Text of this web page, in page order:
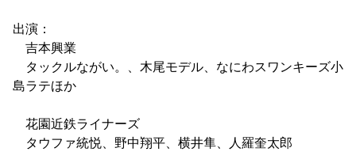
出演：
吉本興業
タックルながい。、木尾モデル、なにわスワンキーズ小
島ラテほか
花園近鉄ライナーズ
タウファ統悦、野中翔平、横井隼、人羅奎太郎